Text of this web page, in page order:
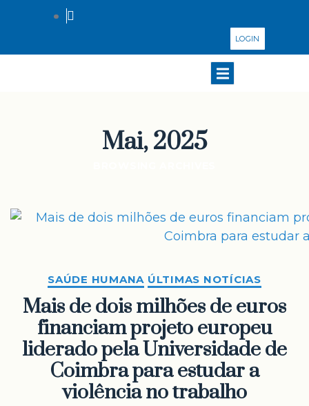
LOGIN
Mai, 2025
SAÚDE HUMANA ÚLTIMAS NOTÍCIAS
Mais de dois milhões de euros
financiam projeto europeu
liderado pela Universidade de
Coimbra para estudar a
violência no trabalho